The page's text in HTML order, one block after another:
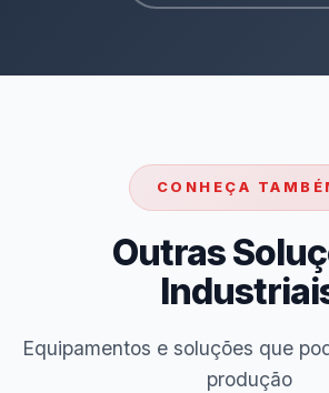
CONHEÇA
Outras
Equipamentos e soluções que
produção